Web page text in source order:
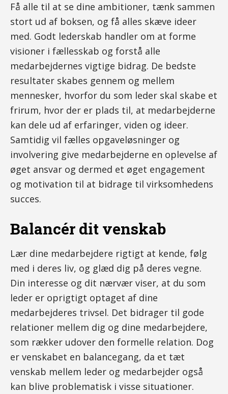
Få alle til at se dine ambitioner, tænk sammen
stort ud af boksen, og få alles skæve ideer
med. Godt lederskab handler om at forme
visioner i fællesskab og forstå alle
medarbejdernes vigtige bidrag. De bedste
resultater skabes gennem og mellem
mennesker, hvorfor du som leder skal skabe et
frirum, hvor der er plads til, at medarbejderne
kan dele ud af erfaringer, viden og ideer.
Samtidig vil fælles opgaveløsninger og
involvering give medarbejderne en oplevelse af
øget ansvar og dermed et øget engagement
og motivation til at bidrage til virksomhedens
succes.
Balancér dit venskab
Lær dine medarbejdere rigtigt at kende, følg
med i deres liv, og glæd dig på deres vegne.
Din interesse og dit nærvær viser, at du som
leder er oprigtigt optaget af dine
medarbejderes trivsel. Det bidrager til gode
relationer mellem dig og dine medarbejdere,
som rækker udover den formelle relation. Dog
er venskabet en balancegang, da et tæt
venskab mellem leder og medarbejder også
kan blive problematisk i visse situationer.